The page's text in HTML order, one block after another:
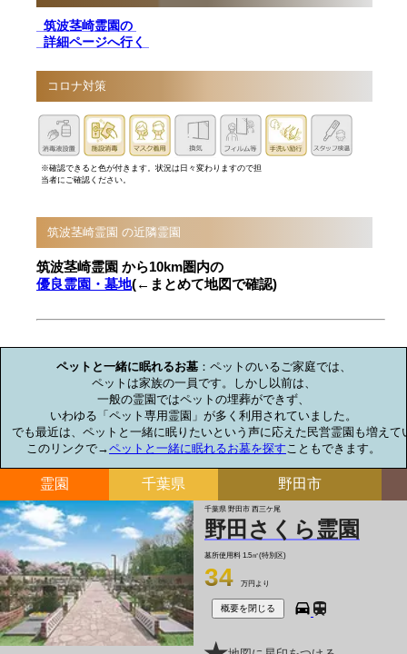
筑波茎崎霊園の
詳細ページへ行く
コロナ対策
※確認できると色が付きます。状況は日々変わりますので担
当者にご確認ください。
筑波茎崎霊園 の近隣霊園
筑波茎崎霊園 から10km圏内の
優良霊園・墓地(←まとめて地図で確認)
ペットと一緒に眠れるお墓：ペットのいるご家庭では、
ペットは家族の一員です。しかし以前は、
一般の霊園ではペットの埋葬ができず、
いわゆる「ペット専用霊園」が多く利用されていました。
でも最近は、ペットと一緒に眠りたいという声に応えた民営霊園も増えて
このリンクで→ペットと一緒に眠れるお墓を探す こともできます。
霊園 千葉県 野田市
千葉県 野田市 西三ケ尾
野田さくら霊園
墓所使用料 1.5㎡(特別区)
34 万円より
概要を閉じる